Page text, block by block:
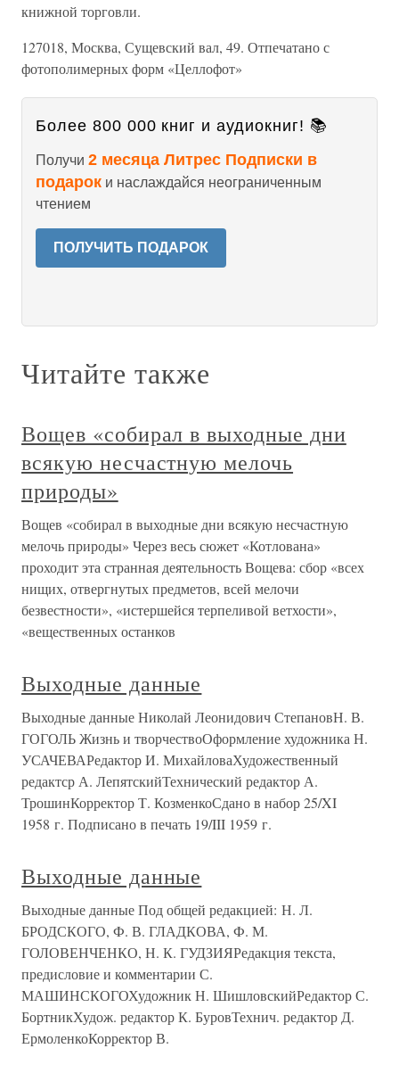
книжной торговли.
127018, Москва, Сущевский вал, 49. Отпечатано с
фотополимерных форм «Целлофот»
Более 800 000 книг и аудиокниг! 📚
Получи 2 месяца Литрес Подписки в
подарок и наслаждайся неограниченным
чтением
ПОЛУЧИТЬ ПОДАРОК
Читайте также
Вощев «собирал в выходные дни
всякую несчастную мелочь
природы»
Вощев «собирал в выходные дни всякую несчастную
мелочь природы» Через весь сюжет «Котлована»
проходит эта странная деятельность Вощева: сбор «всех
нищих, отвергнутых предметов, всей мелочи
безвестности», «истершейся терпеливой ветхости»,
«вещественных останков
Выходные данные
Выходные данные Николай Леонидович СтепановН. В.
ГОГОЛЬ Жизнь и творчествоОформление художника Н.
УСАЧЕВАРедактор И. МихайловаХудожественный
редактср А. ЛепятскийТехнический редактор А.
ТрошинКорректор Т. КозменкоСдано в набор 25/XI
1958 г. Подписано в печать 19/III 1959 г.
Выходные данные
Выходные данные Под общей редакцией: Н. Л.
БРОДСКОГО, Ф. В. ГЛАДКОВА, Ф. М.
ГОЛОВЕНЧЕНКО, Н. К. ГУДЗИЯРедакция текста,
предисловие и комментарии С.
МАШИНСКОГОХудожник Н. ШишловскийРедактор С.
БортникХудож. редактор К. БуровТехнич. редактор Д.
ЕрмоленкоКорректор В.